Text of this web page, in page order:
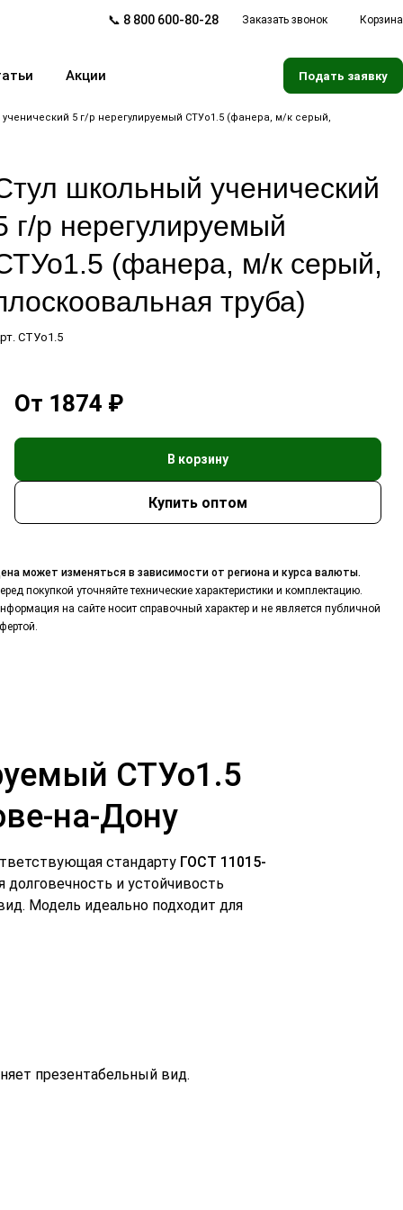
📞 8 800 600-80-28 Заказать звонок Корзина
Акции Подать заявку
ученический 5 г/р нерегулируемый СТУо1.5 (фанера, м/к серый,
школьный ученический
г/р нерегулируемый
(фанера, м/к серый,
труба)
СТУо1.5
От 1874 ₽
В корзину
может изменяться в зависимости от региона и курса валюты.
покупкой уточняйте технические характеристики и комплектацию.
на сайте носит справочный характер и не является публичной
СТУо1.5
на-Дону
стандарту ГОСТ 11015-
и устойчивость
Модель идеально подходит для
презентабельный вид.